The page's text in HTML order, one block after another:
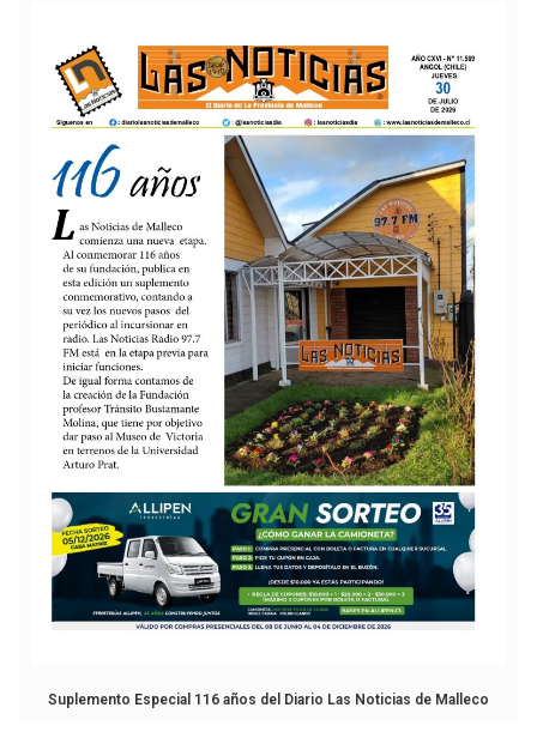
Suplemento Especial 116 años del Diario Las Noticias de Malleco